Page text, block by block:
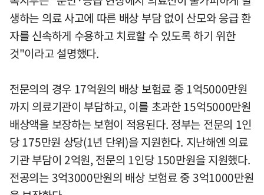
생하는 의료 사고에 따른 배상 부담 없이 산모와 응급 환
자를 신속하게 수용하고 치료할 수 있도록 하기 위한
것"이라고 설명했다.
전문의의 경우 17억원의 배상 보험료 중 1억5000만원
까지 의료기관이 부담하고, 이를 초과한 15억5000만원
배상액을 보장하는 보험이 적용된다. 정부는 전문의 1인
당 175만원 상당(1년 단위)을 지원한다. 지난해엔 의료
기관 부담이 2억원, 전문의 1인당 150만원을 지원했다.
전공의는 3억3000만원의 배상 보험료 중 3억1000만원